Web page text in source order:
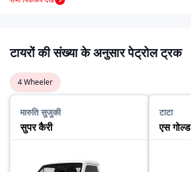
टायरों की संख्या के अनुसार पेट्रोल ट्रक
4 Wheeler
मारुति सुजुकी
सुपर कैरी
टाटा
एस